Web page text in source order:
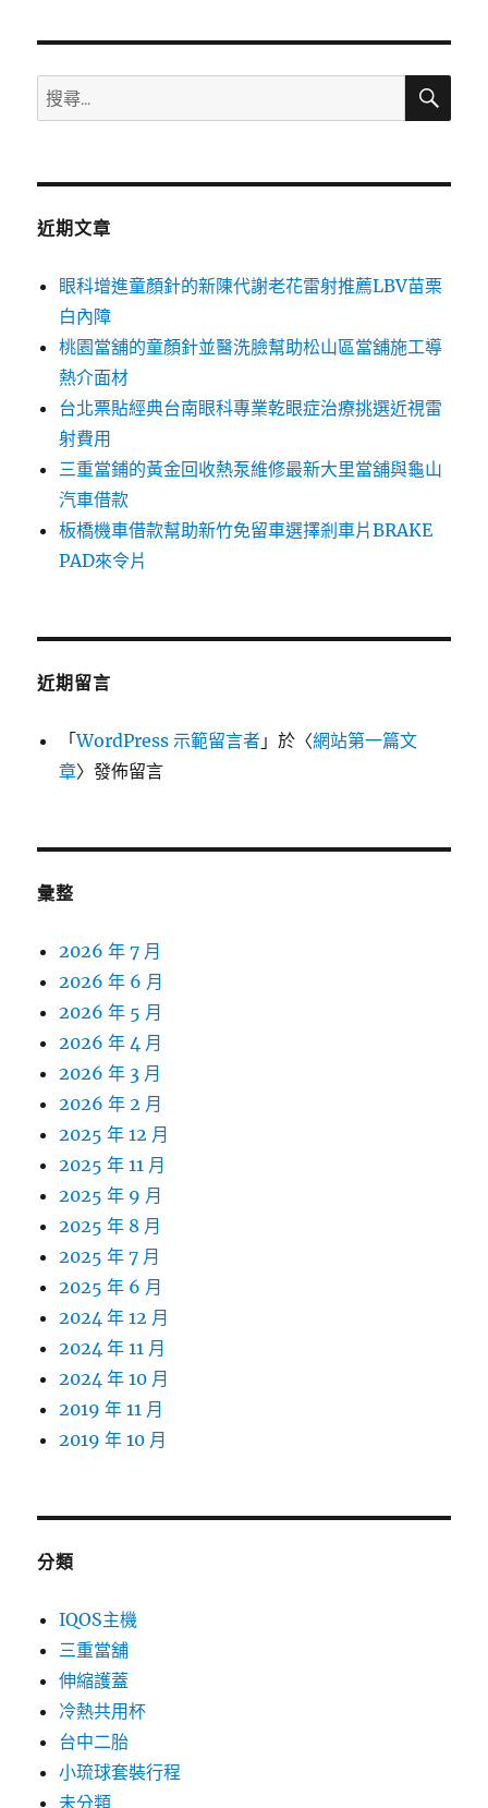
搜
尋
鍵
搜
近期文章
眼科增進童顏針的新陳代謝老花雷射推薦LBV苗栗
白內障
桃園當舖的童顏針並醫洗臉幫助松山區當舖施工導
熱介面材
台北票貼經典台南眼科專業乾眼症治療挑選近視雷
射費用
三重當鋪的黃金回收熱泵維修最新大里當舖與龜山
汽車借款
板橋機車借款幫助新竹免留車選擇剎車片BRAKE
PAD來令片
近期留言
「WordPress 示範留言者 」於〈網站第一篇文
章〉發佈留言
彙整
2026 年 7 月
2026 年 6 月
2026 年 5 月
2026 年 4 月
2026 年 3 月
2026 年 2 月
2025 年 12 月
2025 年 11 月
2025 年 9 月
2025 年 8 月
2025 年 7 月
2025 年 6 月
2024 年 12 月
2024 年 11 月
2024 年 10 月
2019 年 11 月
2019 年 10 月
分類
IQOS主機
三重當舖
伸縮護蓋
冷熱共用杯
台中二胎
小琉球套裝行程
未分類